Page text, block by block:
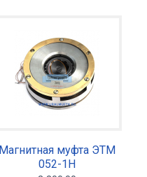
Магнитная муфта ЭТМ
052-1Н